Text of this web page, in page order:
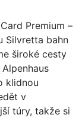
Premium –
Silvretta bahn
široké cesty
klidnou
v
túry, takže si